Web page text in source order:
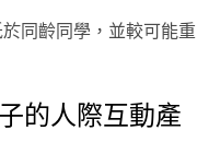
同齡同學，並較可能重
的人際互動產